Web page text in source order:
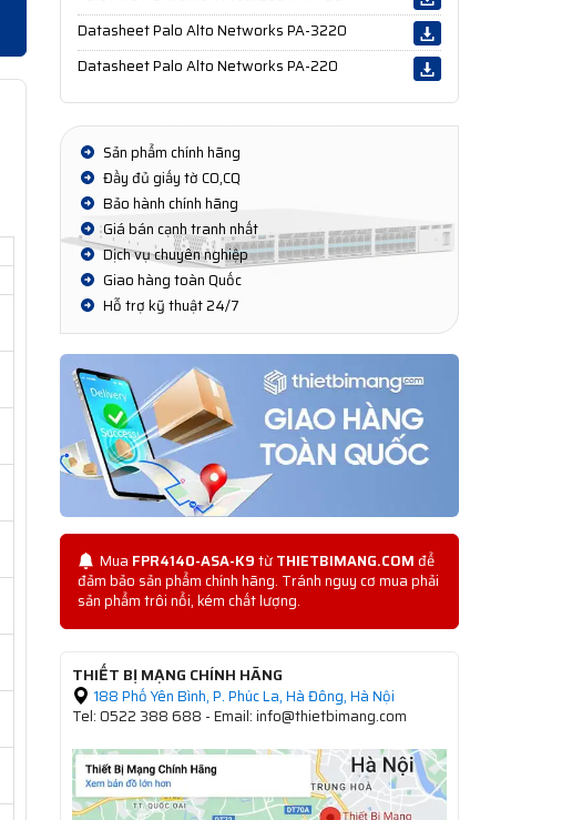
Datasheet Palo Alto Networks PA-3220
Datasheet Palo Alto Networks PA-220
Sản phẩm chính hãng
Đầy đủ giấy tờ CO,CQ
Bảo hành chính hãng
Giá bán cạnh tranh nhất
Dịch vụ chuyên nghiệp
Giao hàng toàn Quốc
Hỗ trợ kỹ thuật 24/7
Mua FPR4140-ASA-K9từTHIETBIMANG.COMđể
đảm bảo sản phẩm chính hãng. Tránh nguy cơ mua phải
sản phẩm trôi nổi, kém chất lượng.
THIẾT BỊ MẠNG CHÍNH HÃNG
188 Phố Yên Bình, P. Phúc La, Hà Đông, Hà Nội
Tel: 0522 388 688 - Email: info@thietbimang.com